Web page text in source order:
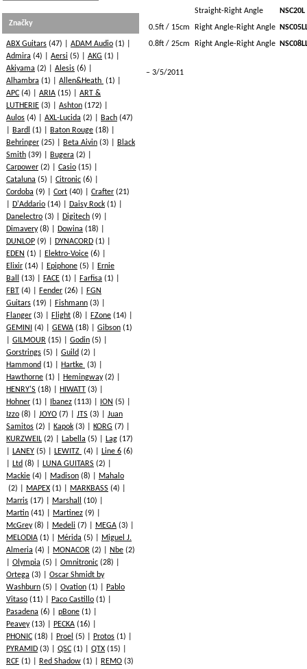
Straight-Right Angle
NSC20L
0.5ft / 15cm
Right Angle-Right Angle
0.8ft / 25cm
Right Angle-Right Angle
3/5/2011
Značky
ABX Guitars (47) ADAM Audio (1)
Admira (4) Aersi (5) AKG (1)
Akiyama (2) Alesis (6)
Alhambra (1) Allen&Heath (1)
APC (4) ARIA (15)
ART &
LUTHERIE (3) Ashton (172)
Aulos (4) AXL-Lucida (2) Bach (47)
Bardl (1) Baton Rouge (18)
Behringer (25) Beta Aivin (3)
Black
Smith (39) Bugera (2)
Carpower (2) Casio (15)
Cataluna (5) Citronic (6)
Cordoba (9) Cort (40) Crafter (21)
D'Addario (14) Daisy Rock (1)
Danelectro (3) Digitech (9)
Dimavery(8) Dowina (18)
DUNLOP (9) DYNACORD (1)
EDEN (1) Elektro-Voice (6)
Elixir (14) Epiphone (5)
Ernie
Ball
(13) FACE (1) Farfisa (1)
FBT (4) Fender (26)
FGN
Guitars (19) Fishmann (3)
Flanger (3) Flight (8) FZone (14)
GEMINI
(4) GEWA (18) Gibson (1)
GILMOUR (15) Godin (5)
Gorstrings (5) Guild (2)
Hammond (1) Hartke (3)
Hawthorne (1) Hemingway(2)
HENRY'S (18) HIWATT (3)
Hohner (1) Ibanez (113) ION (5)
Izzo (8) JOYO (7) JTS (3)
Juan
Samitos (2) Kapok (3) KORG (7)
KURZWEIL (2) Labella (5) Lag (17)
LANEY (5) LEWITZ (4) Line 6 (6)
Ltd (8) LUNA GUITARS (2)
Mackie (4) Madison (8)
Mahalo
(2)
MAPEX (1) MARKBASS (4)
Marris (17) Marshall
(10)
Martin (41) Martinez (9)
McGrey(8) Medeli (7) MEGA (3)
MELODIA (1) Mérida (5)
Miguel J.
Almeria (4) MONACOR (2) Nbe (2)
Olympia (5) Omnitronic (28)
Ortega (3)
Oscar Shmidt by
Washburn (5) Ovation (1)
Pablo
Vitaso (11) Paco Castillo (1)
Pasadena (6) pBone (1)
Peavey(13) PECKA (16)
PHONIC (18) Proel (5) Protos (1)
PYRAMID (3) QSC (1) QTX (15)
RCF (1) Red Shadow (1) REMO (3)